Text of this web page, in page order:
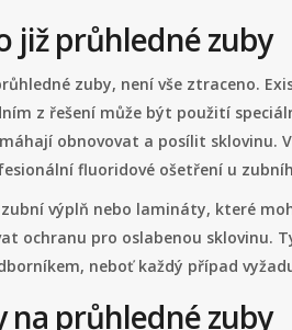
již průhledné zuby
zuby, není vše ztraceno.
z řešení může být použití
obnovovat a posílit sklovinu.
fluoridové ošetření u
výplň nebo lamináty, které
ochranu pro oslabenou sklovinu.
neboť každý případ
na průhledné zuby